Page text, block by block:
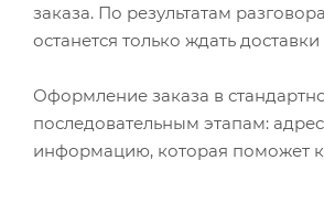
заказа. По результатам
останется только ждать
Оформление заказа в
последовательным этапам:
информацию, которая поможет